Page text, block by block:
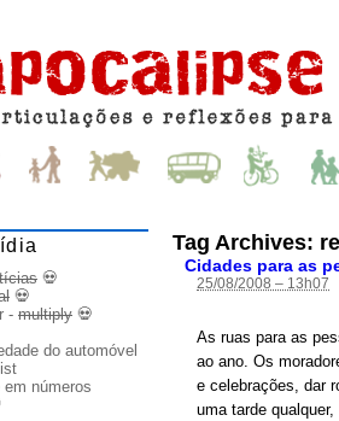
Tag Archives:
Cidades para as
25/08/2008 – 13h07
As ruas para as
ao ano. Os
e celebrações, dar
uma tarde
💀
💀
- multiply 💀
do automóvel
números